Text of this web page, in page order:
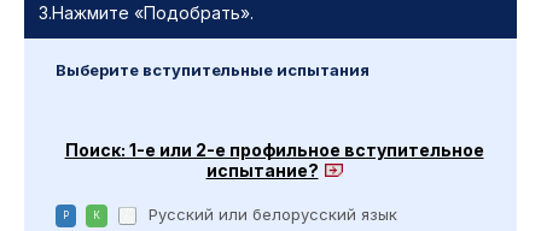
3.Нажмите «Подобрать».
Выберите вступительные испытания
Поиск: 1-е или 2-е профильное вступительное
испытание?
Р К Русский или белорусский язык